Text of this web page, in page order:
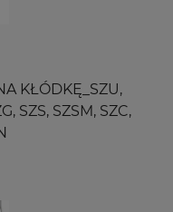
KŁÓDKĘ_SZU,
SZS, SZSM, SZC,